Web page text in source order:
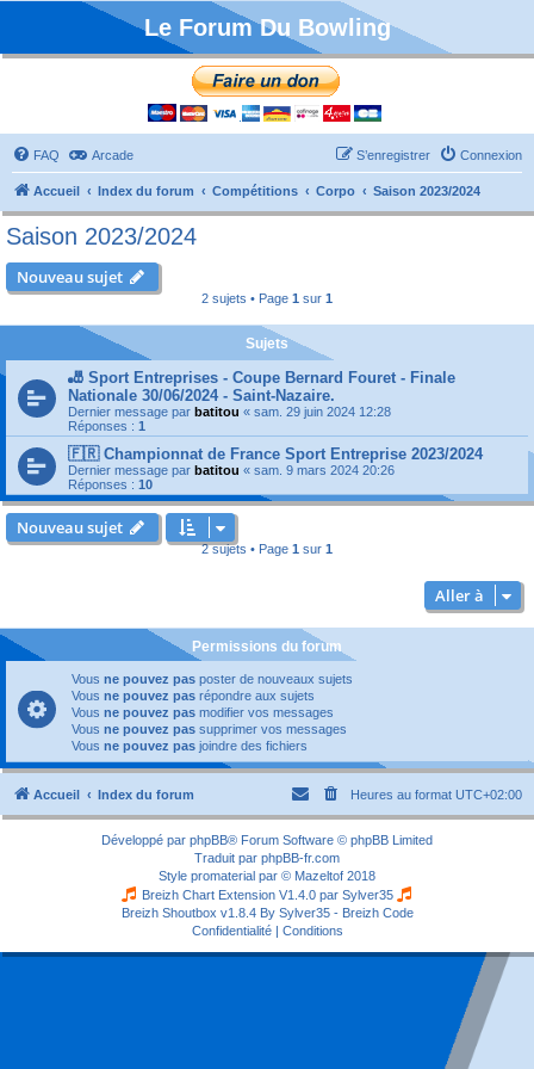
Le Forum Du Bowling
FAQ Arcade Connexion
S’enregistrer
Accueil Index du forum Compétitions Corpo Saison 2023/2024
Saison 2023/2024
Nouveau sujet
2 sujets • Page 1 sur 1
Sujets
🎳 Sport Entreprises - Coupe Bernard Fouret - Finale
Nationale 30/06/2024 - Saint-Nazaire.
Dernier message par batitou « sam. 29 juin 2024 12:28
Réponses : 1
🇫🇷 Championnat de France Sport Entreprise 2023/2024
Dernier message par batitou « sam. 9 mars 2024 20:26
Réponses : 10
Nouveau sujet
2 sujets • Page 1 sur 1
Aller à
Permissions du forum
Vous ne pouvez pas poster de nouveaux sujets
Vous ne pouvez pas répondre aux sujets
Vous ne pouvez pas modifier vos messages
Vous ne pouvez pas supprimer vos messages
Vous ne pouvez pas joindre des fichiers
Accueil Index du forum Heures au format UTC+02:00
Développé par phpBB® Forum Software © phpBB Limited
Traduit par phpBB-fr.com
Style promaterial par © Mazeltof 2018
Breizh Chart Extension V1.4.0 par Sylver35
Breizh Shoutbox v1.8.4 By Sylver35 - Breizh Code
Confidentialité| Conditions